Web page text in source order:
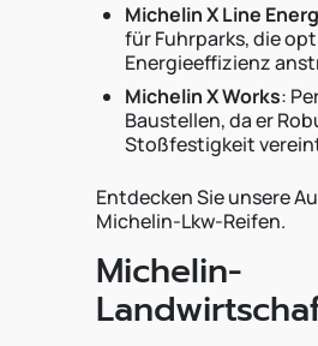
Michelin X Line
für Fuhrparks, die
Energieeffizienz
Michelin X Works:
Baustellen, da er
Stoßfestigkeit
Entdecken Sie unsere
Michelin-Lkw-Reifen.
Michelin-